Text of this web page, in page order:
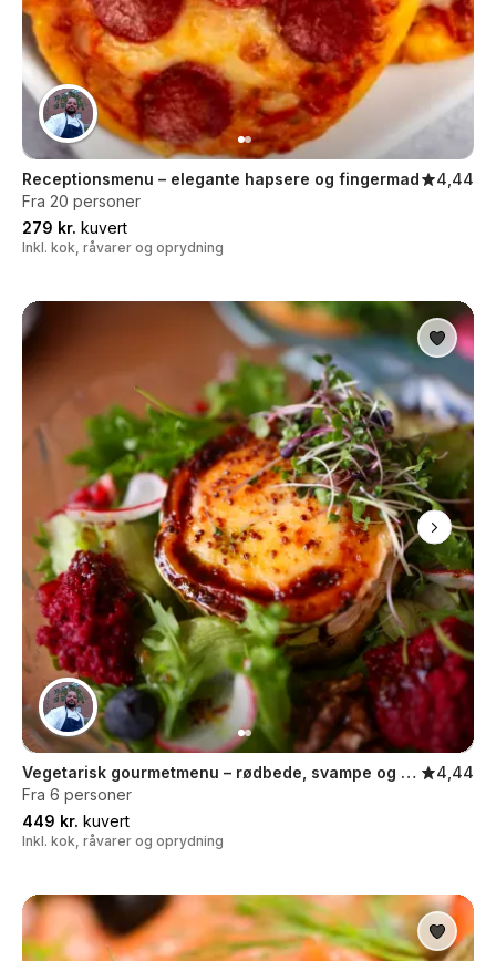
Receptionsmenu – elegante hapsere og fingermad
4,44
Fra 20 personer
279 kr. kuvert
Inkl. kok, råvarer og oprydning
Vegetarisk gourmetmenu – rødbede, svampe og citron
4,44
Fra 6 personer
449 kr. kuvert
Inkl. kok, råvarer og oprydning